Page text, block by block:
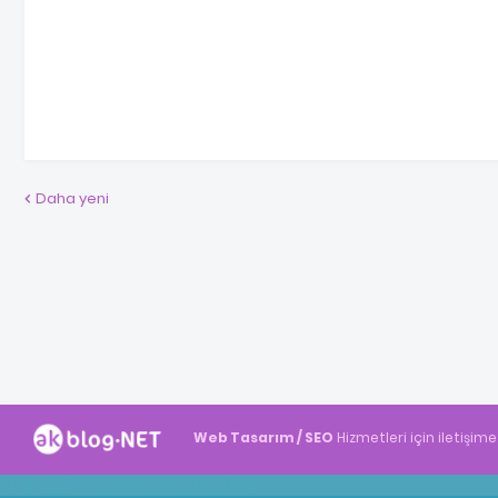
Daha yeni
Web Tasarım / SEO Hizmetleri için